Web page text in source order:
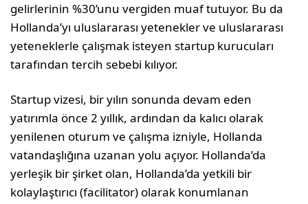
gelirlerinin %30’unu vergiden muaf tutuyor. Bu da
Hollanda’yı uluslararası yetenekler ve uluslararası
yeteneklerle çalışmak isteyen startup kurucuları
tarafından tercih sebebi kılıyor.
Startup vizesi, bir yılın sonunda devam eden
yatırımla önce 2 yıllık, ardından da kalıcı olarak
yenilenen oturum ve çalışma izniyle, Hollanda
vatandaşlığına uzanan yolu açıyor. Hollanda’da
yerleşik bir şirket olan, Hollanda’da yetkili bir
kolaylaştırıcı (facilitator) olarak konumlanan